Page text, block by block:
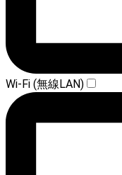
Wi-Fi (無線LAN)